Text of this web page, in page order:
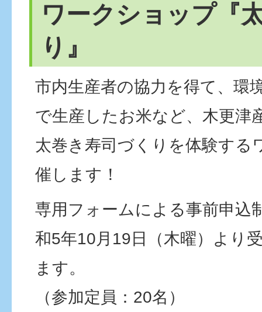
ワークショップ『
り』
市内生産者の協力を得て、環
で生産したお米など、木更津
太巻き寿司づくりを体験する
催します！
専用フォームによる事前申込
和5年10月19日（木曜）より
ます。
（参加定員：20名）